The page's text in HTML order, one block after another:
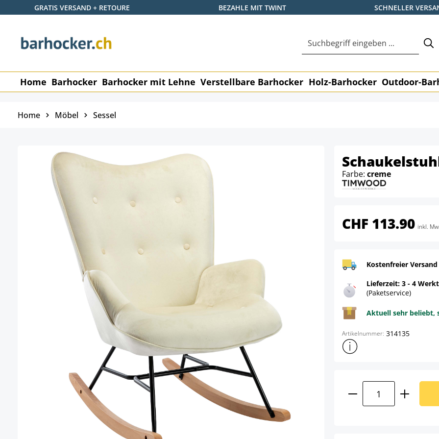
Hauptinhalt springen
Zur Suche springen
Zur Hauptnavigation springen
GRATIS VERSAND + RETOURE BEZAHLE MIT TWINT SCHNELLER
Home Barhocker Barhocker mit Lehne Verstellbare Barhocker Holz-Barhocker Outdoor-
Home Möbel Sessel
Farbe: creme
CHF 113.90 inkl.
Kostenfreier
Lieferzeit: 3 - 4
(Paketservice)
Aktuell sehr beliebt,
Artikelnummer: 314135
Weitere
Produkt Anzahl: